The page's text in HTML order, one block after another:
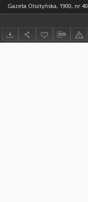
Gazeta Olsztyńska, 1900, nr 40